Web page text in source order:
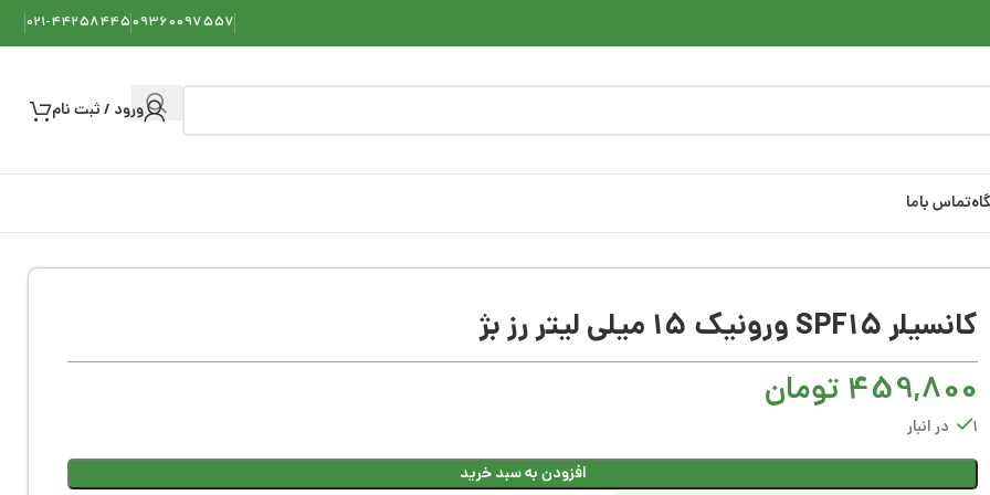
09360097557
021-44258445
ورود / ثبت نام
تماس باما
کانسیلر SPF۱۵ ورونیک ۱۵ میلی لیتر رز بژ
459,800 تومان
1 در انبار
افزودن به سبد خرید